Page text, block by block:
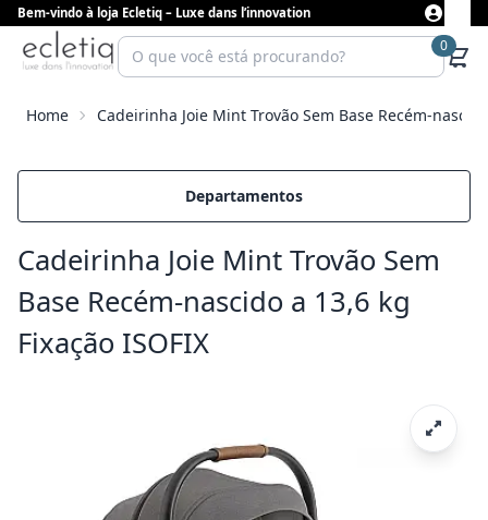
Bem-vindo à loja Ecletiq – Luxe dans l’innovation
0
Home Cadeirinha Joie Mint Trovão Sem Base Recém-
Departamentos
Cadeirinha Joie Mint Trovão Sem
Base Recém-nascido a 13,6 kg
Fixação ISOFIX